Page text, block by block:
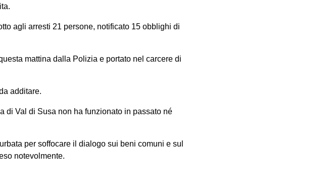
agli arresti 21 persone, notificato 15 obblighi di
mattina dalla Polizia e portato nel carcere di
additare.
di Val di Susa non ha funzionato in passato né
per soffocare il dialogo sui beni comuni e sul
notevolmente.